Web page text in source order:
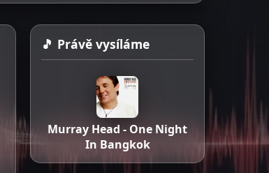
🎵 Právě vysíláme
Murray Head - One Night
In Bangkok